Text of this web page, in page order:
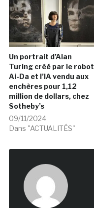
Un portrait d’Alan
Turing créé par le robot
Ai-Da et l’IA vendu aux
enchères pour 1,12
million de dollars, chez
Sotheby’s
09/11/2024
Dans "ACTUALITÉS"